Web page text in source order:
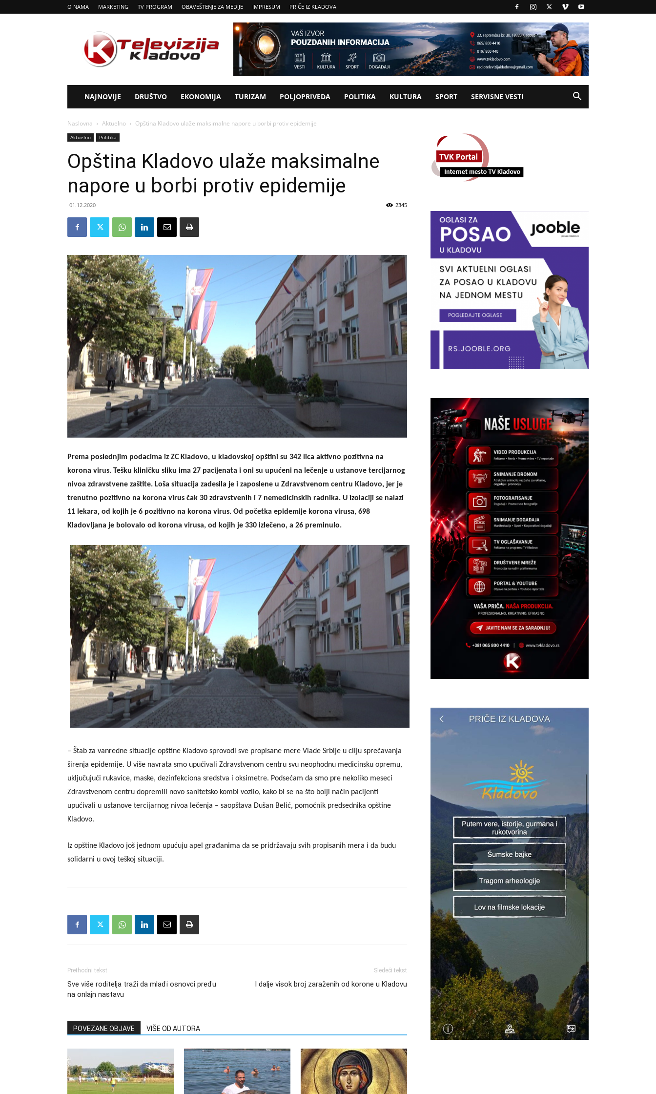
O NAMA MARKETING TV PROGRAM OBAVEŠTENJE ZA MEDIJE IMPRESUM PRIČE IZ KLADOVA
Tv
Kladovo
NAJNOVIJE DRUŠTVO EKONOMIJA TURIZAM POLJOPRIVEDA POLITIKA KULTURA SPORT SERVISNE VESTI
Naslovna Aktuelno Opština Kladovo ulaže maksimalne napore u borbi protiv epidemije
Aktuelno Politika
Opština Kladovo ulaže maksimalne
napore u borbi protiv epidemije
01.12.2020 2345
Prema poslednjim podacima iz ZC Kladovo, u kladovskoj opštini su 342 lica aktivno pozitivna na
korona virus. Tešku kliničku sliku ima 27 pacijenata i oni su upućeni na lečenje u ustanove tercijarnog
nivoa zdravstvene zaštite. Loša situacija zadesila je i zaposlene u Zdravstvenom centru Kladovo, jer je
trenutno pozitivno na korona virus čak 30 zdravstvenih i 7 nemedicinskih radnika. U izolaciji se nalazi
11 lekara, od kojih je 6 pozitivno na korona virus. Od početka epidemije korona virusa, 698
Kladovljana je bolovalo od korona virusa, od kojih je 330 izlečeno, a 26 preminulo.
– Štab za vanredne situacije opštine Kladovo sprovodi sve propisane mere Vlade Srbije u cilju sprečavanja
širenja epidemije. U više navrata smo upućivali Zdravstvenom centru svu neophodnu medicinsku opremu,
uključujući rukavice, maske, dezinfekciona sredstva i oksimetre. Podsećam da smo pre nekoliko meseci
Zdravstvenom centru dopremili novo sanitetsko kombi vozilo, kako bi se na što bolji način pacijenti
upućivali u ustanove tercijarnog nivoa lečenja – saopštava Dušan Belić, pomoćnik predsednika opštine
Kladovo.
Iz opštine Kladovo još jednom upućuju apel građanima da se pridržavaju svih propisanih mera i da budu
solidarni u ovoj teškoj situaciji.
Prethodni tekst
Sve više roditelja traži da mlađi osnovci pređu
na onlajn nastavu
Sledeći tekst
I dalje visok broj zaraženih od korone u Kladovu
POVEZANE OBJAVE VIŠE OD AUTORA